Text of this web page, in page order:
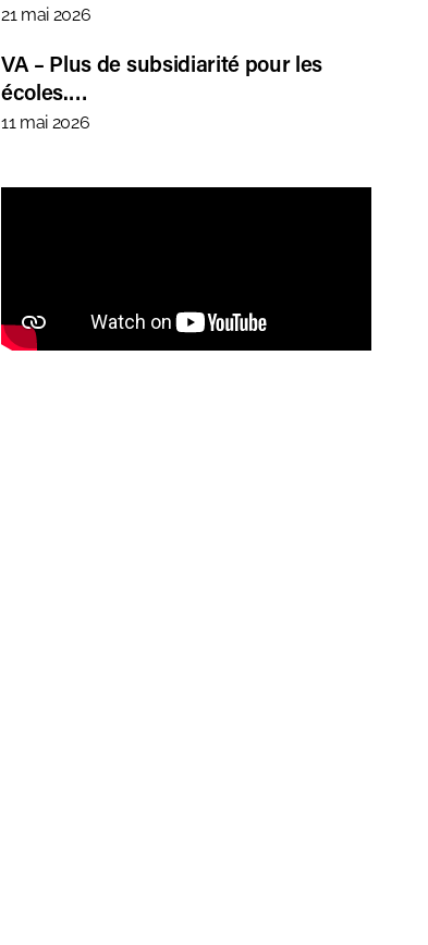
21 mai 2026
VA – Plus de subsidiarité pour les
écoles.…
11 mai 2026